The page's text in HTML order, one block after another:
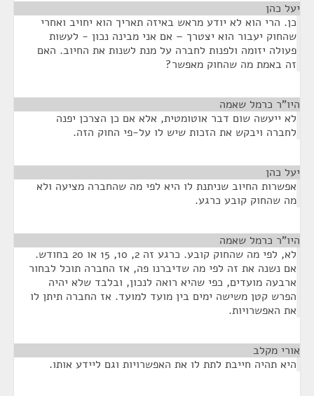
יעל כהן
כן. הרי הוא לא יודע מראש באיזה תאריך הוא יחויב ואחרי
שהחוק יעבור הוא יצטרך – אם אני מבינה נכון - לעשות
פעולה יזומה ולפנות לחברה על מנת לשנות את החיוב. האם
זה באמת מה שהחוק מאפשר?
היו"ר כרמל שאמה
לא ייעשה שום דבר אוטומטית, אלא אם כן הצרכן יפנה
לחברה ויבקש את הזכות שיש לו על-פי החוק הזה.
יעל כהן
אפשרות החיוב שניתנת לו היא לפי מה שהחברה מציעה ולא
מה שהחוק קובע כרגע.
היו"ר כרמל שאמה
לא, לפי מה שהחוק קובע. כרגע זה 2, 10, 15 או 20 בחודש.
אם נשנה את זה לפי מה שדיברנו פה, אז החברה תוכל לבחור
ארבעה מועדים, כפי שהיא רואה לנכון, ובלבד שלא יהיה
הפרש קטן משישה ימים בין מועד למועד. אז החברה תיתן לו
את האפשרויות.
אורי מקלב
היא תהיה חייבת לתת לו את האפשרויות וגם ליידע אותו.